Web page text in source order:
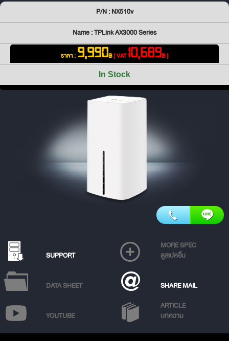
P/N : NX510v
Name : TPLink AX3000 Series
ราคา : 9,990฿[ VAT10,689฿ ]
In Stock
SUPPORT
MORE SPEC
ดูสเปคอื่น
DATA SHEET SHARE MAIL
YOUTUBE
ARTICLE
บทความ